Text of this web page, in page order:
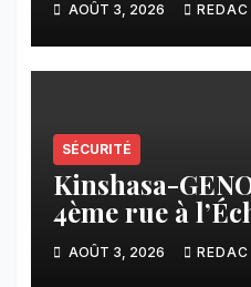
douleur des
civiles
AOÛT 3, 2026
SÉCURITÉ
Kinshasa-
4ème rue à
jeunesse
les victimes du
AOÛT 3, 2026